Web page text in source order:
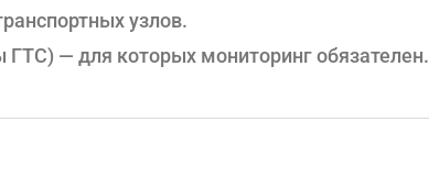
узлов.
ГТС) — для которых мониторинг обязателен.